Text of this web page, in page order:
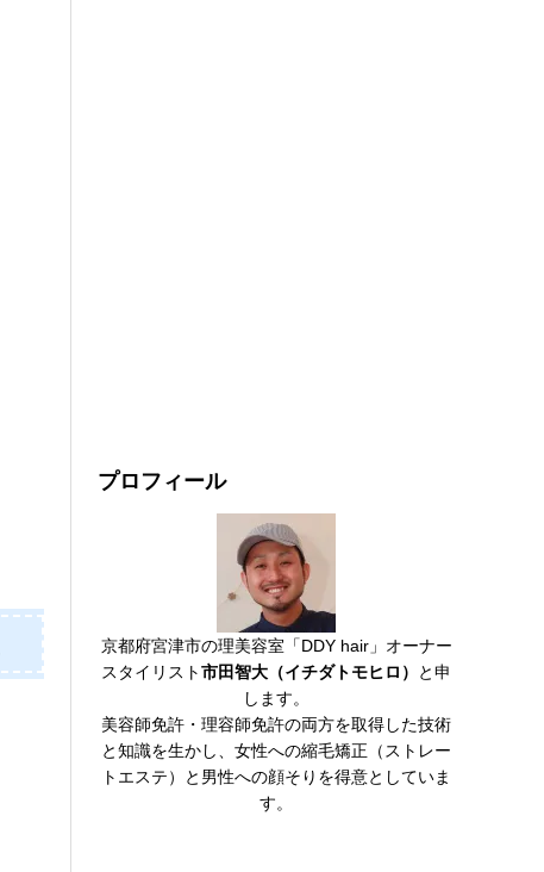
プロフィール
京都府宮津市の理美容室「DDY hair」オーナー
スタイリスト市田智大（イチダトモヒロ）
と申
します。
美容師免許・理容師免許の両方を取得した技術
と知識を生かし、女性への縮毛矯正（ストレー
トエステ）と男性への顔そりを得意としていま
す。